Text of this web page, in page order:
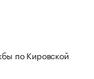
по Кировской